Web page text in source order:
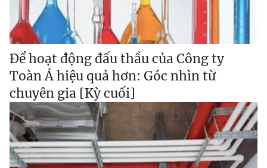
Để hoạt động đấu thầu của Công ty
Toàn Á hiệu quả hơn: Góc nhìn từ
chuyên gia [Kỳ cuối]